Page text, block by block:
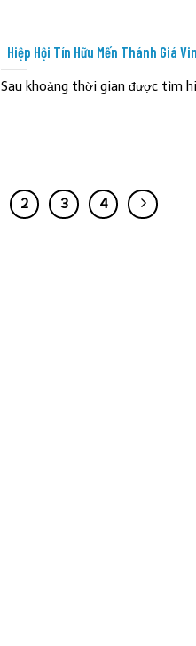
Hiệp Hội Tín Hữu Mến Thánh Giá
Sau khoảng thời gian được tìm
2 3 4